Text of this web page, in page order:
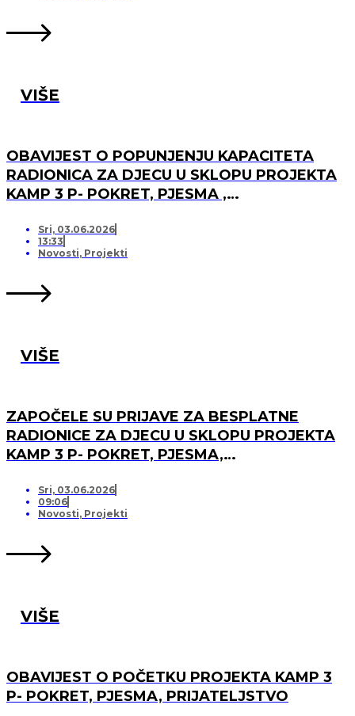
VIŠE
OBAVIJEST O POPUNJENJU KAPACITETA
RADIONICA ZA DJECU U SKLOPU PROJEKTA
KAMP 3 P- POKRET, PJESMA ,
LISTU ČEKANJA
Sri, 03.06.2026
13:33
Novosti, Projekti
VIŠE
ZAPOČELE SU PRIJAVE ZA BESPLATNE
RADIONICE ZA DJECU U SKLOPU PROJEKTA
KAMP 3 P- POKRET, PJESMA,
Sri, 03.06.2026
09:06
Novosti, Projekti
VIŠE
OBAVIJEST O POČETKU PROJEKTA KAMP 3
P- POKRET, PJESMA, PRIJATELJSTVO